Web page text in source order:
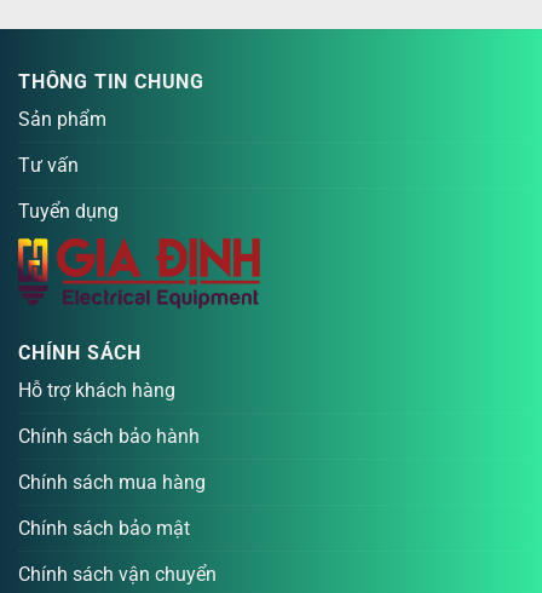
THÔNG TIN CHUNG
Sản phẩm
Tư vấn
Tuyển dụng
CHÍNH SÁCH
Hỗ trợ khách hàng
Chính sách bảo hành
Chính sách mua hàng
Chính sách bảo mật
Chính sách vận chuyển